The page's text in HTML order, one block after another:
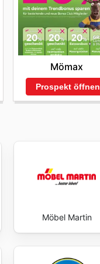
Mömax
Prospekt öffnen
Möbel Martin